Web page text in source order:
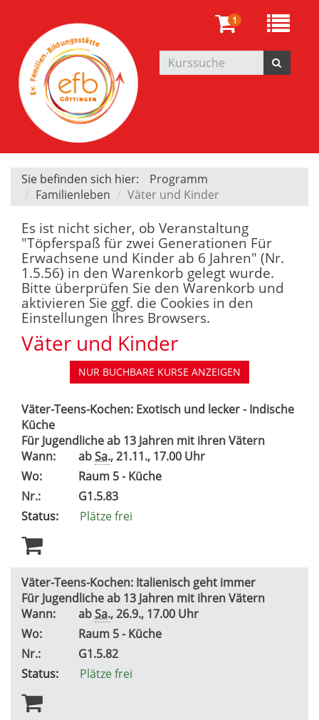
1
Sie befinden sich hier:
Programm
Familienleben
Väter und Kinder
Es ist nicht sicher, ob Veranstaltung
"Töpferspaß für zwei Generationen Für
Erwachsene und Kinder ab 6 Jahren" (Nr.
1.5.56) in den Warenkorb gelegt wurde.
Bitte überprüfen Sie den Warenkorb und
aktivieren Sie ggf. die Cookies in den
Einstellungen Ihres Browsers.
Väter und Kinder
NUR BUCHBARE KURSE ANZEIGEN
Väter-Teens-Kochen: Exotisch und lecker - Indische
Küche
Für Jugendliche ab 13 Jahren mit ihren Vätern
Wann:
abSa., 21.11., 17.00 Uhr
Wo:
Raum 5 - Küche
Nr.:
G1.5.83
Status:
Plätze frei
Väter-Teens-Kochen: Italienisch geht immer
Für Jugendliche ab 13 Jahren mit ihren Vätern
Wann:
abSa., 26.9., 17.00 Uhr
Wo:
Raum 5 - Küche
Nr.:
G1.5.82
Status:
Plätze frei